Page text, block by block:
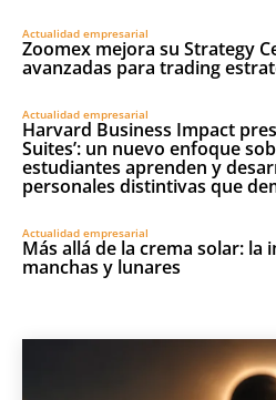
Actualidad empresarial
Zoomex mejora su Strategy
avanzadas para trading
Actualidad empresarial
Harvard Business Impact
Suites’: un nuevo enfoque
estudiantes aprenden y
personales distintivas que
Actualidad empresarial
Más allá de la crema solar:
manchas y lunares